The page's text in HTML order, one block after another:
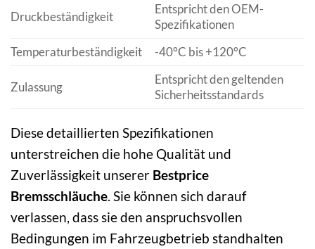
Druckbeständigkeit
Entspricht den OEM-
Spezifikationen
Temperaturbeständigkeit
-40°C bis +120°C
Zulassung
Entspricht den geltenden
Sicherheitsstandards
Diese detaillierten Spezifikationen
unterstreichen die hohe Qualität und
Zuverlässigkeit unserer Bestprice
Bremsschläuche. Sie können sich darauf
verlassen, dass sie den anspruchsvollen
Bedingungen im Fahrzeugbetrieb standhalten